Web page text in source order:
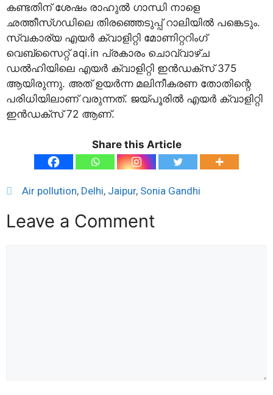
കണ്ടതിന് ശേഷം രാഹുൽ ഗാന്ധി നാളെ
ഛത്തീസ്ഗഡിലെ തിരഞ്ഞെടുപ്പ് റാലിയിൽ പങ്കെടും.
സ്വകാര്യ എയര്‍ ക്വാളിറ്റി മോണിറ്ററിംഗ്
വെബ്സൈറ്റ് aqi.in പ്രകാരം ചൊവ്വാഴ്ച
ഡല്‍ഹിയിലെ എയര്‍ ക്വാളിറ്റി ഇന്‍ഡക്സ് 375
ആയിരുന്നു. അത് ഉയര്‍ന്ന മലിനീകരണ തോതിന്റെ
പരിധിയിലാണ് വരുന്നത്. ജയ്പൂരില്‍ എയര്‍ ക്വാളിറ്റി
ഇന്‍ഡക്സ് 72 ആണ്.
Share this Article
Air pollution, Delhi, Jaipur, Sonia Gandhi
Leave a Comment